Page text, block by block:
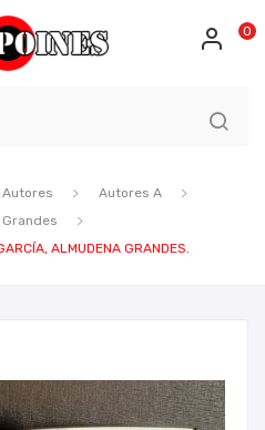
0
Autores
Autores A
ALMUDENA GRANDES.